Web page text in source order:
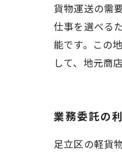
貨物運送の需
仕事を選べる
能です。この
して、地元商
業務委託の
足立区の軽貨